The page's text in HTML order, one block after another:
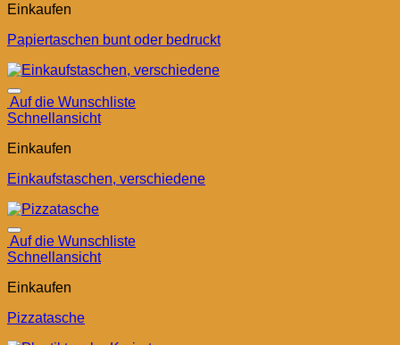
Einkaufen
Papiertaschen bunt oder bedruckt
Auf die Wunschliste
Schnellansicht
Einkaufen
Einkaufstaschen, verschiedene
Auf die Wunschliste
Schnellansicht
Einkaufen
Pizzatasche